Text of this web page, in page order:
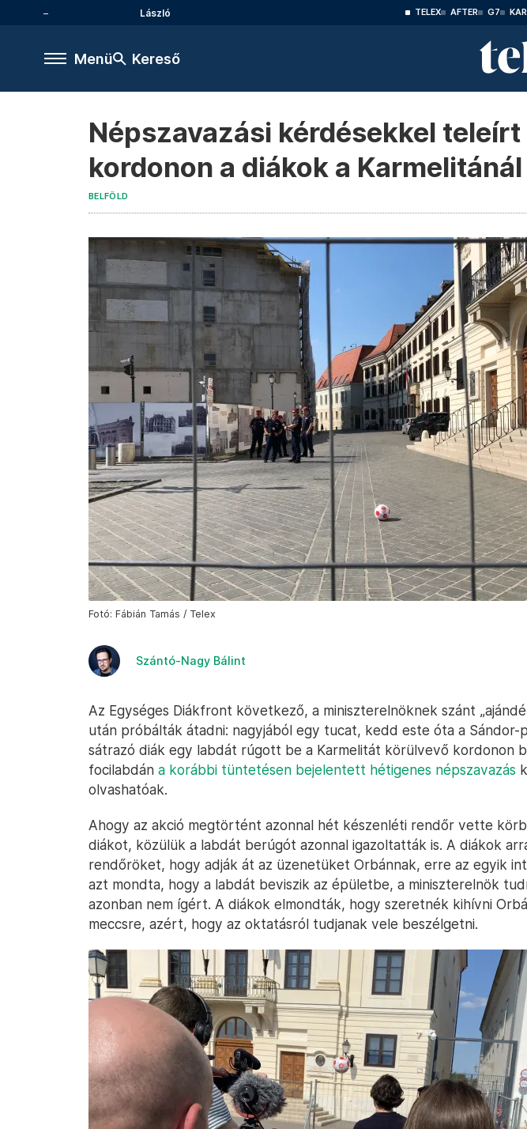
László TELEX AFTER G7
Menü Kereső
Népszavazási kérdésekkel
kordonon a diákok a Karmelitánál
BELFÖLD
Fotó: Fábián Tamás / Telex
Szántó-Nagy Bálint
Az Egységes Diákfront következő, a miniszterelnöknek szánt
után próbálták átadni: nagyjából egy tucat, kedd este óta a Sándor-
sátrazó diák egy labdát rúgott be a Karmelitát körülvevő kordonon
focilabdán a korábbi tüntetésen bejelentett hétigenes népszavazás
olvashatóak.
Ahogy az akció megtörtént azonnal hét készenléti rendőr vette
diákot, közülük a labdát berúgót azonnal igazoltatták is. A diákok
rendőröket, hogy adják át az üzenetüket Orbánnak, erre az egyik
azt mondta, hogy a labdát beviszik az épületbe, a miniszterelnök
azonban nem ígért. A diákok elmondták, hogy szeretnék kihívni
meccsre, azért, hogy az oktatásról tudjanak vele beszélgetni.